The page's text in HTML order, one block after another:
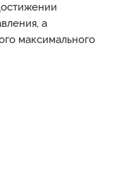
а
максимального